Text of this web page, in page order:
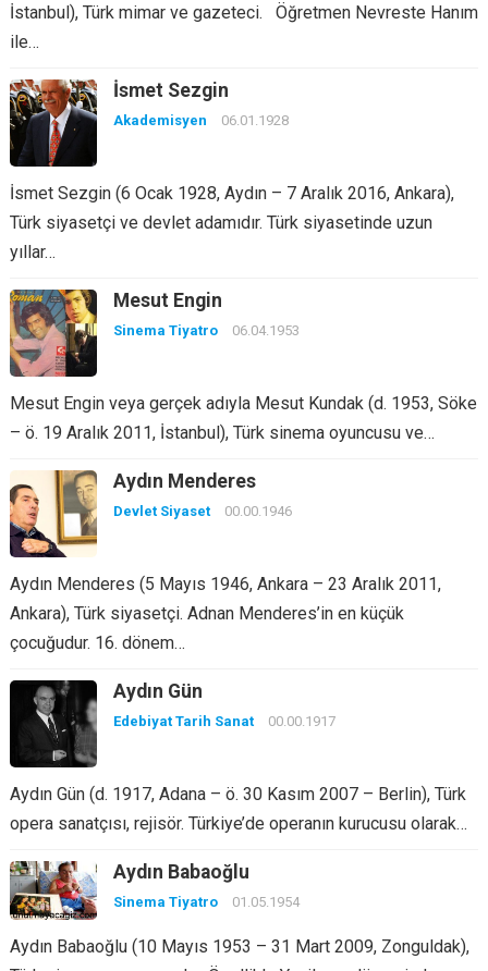
İstanbul), Türk mimar ve gazeteci. Öğretmen Nevreste Hanım
ile…
İsmet Sezgin
Akademisyen 06.01.1928
İsmet Sezgin (6 Ocak 1928, Aydın – 7 Aralık 2016, Ankara),
Türk siyasetçi ve devlet adamıdır. Türk siyasetinde uzun
yıllar…
Mesut Engin
Sinema Tiyatro 06.04.1953
Mesut Engin veya gerçek adıyla Mesut Kundak (d. 1953, Söke
– ö. 19 Aralık 2011, İstanbul), Türk sinema oyuncusu ve…
Aydın Menderes
Devlet Siyaset 00.00.1946
Aydın Menderes (5 Mayıs 1946, Ankara – 23 Aralık 2011,
Ankara), Türk siyasetçi. Adnan Menderes’in en küçük
çocuğudur. 16. dönem…
Aydın Gün
Edebiyat Tarih Sanat 00.00.1917
Aydın Gün (d. 1917, Adana – ö. 30 Kasım 2007 – Berlin), Türk
opera sanatçısı, rejisör. Türkiye’de operanın kurucusu olarak…
Aydın Babaoğlu
Sinema Tiyatro 01.05.1954
Aydın Babaoğlu (10 Mayıs 1953 – 31 Mart 2009, Zonguldak),